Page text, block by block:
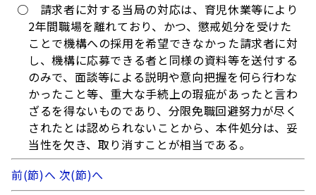
○
請求者に対する当局の対応は、育児休業等により
2年間職場を離れており、かつ、懲戒処分を受けた
ことで機構への採用を希望できなかった請求者に対
し、機構に応募できる者と同様の資料等を送付する
のみで、面談等による説明や意向把握を何ら行わな
かったこと等、重大な手続上の瑕疵があったと言わ
ざるを得ないものであり、分限免職回避努力が尽く
されたとは認められないことから、本件処分は、妥
当性を欠き、取り消すことが相当である。
前(節)へ 次(節)へ